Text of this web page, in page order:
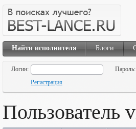
Найти исполнителя Блоги
Логин:
Пароль:
Регистрация
Пользователь